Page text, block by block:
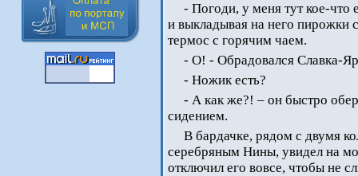
- Погоди, у меня тут кое-что
и выкладывая на него пирожки
термос с горячим чаем.
- О! - Обрадовался Славка-
- Ножик есть?
- А как же?! – он быстро
сидением.
В бардачке, рядом с двумя
серебряным Нины, увидел на
отключил его вовсе, чтобы не